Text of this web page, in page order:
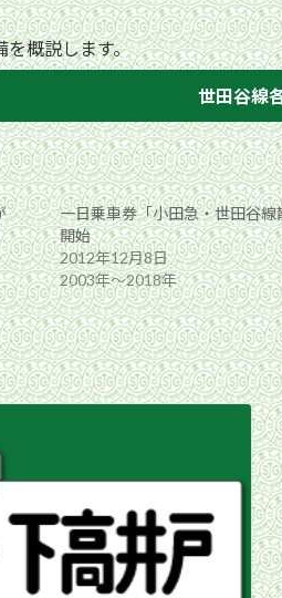
を概説します。
世田谷線
一日乗車券「小田急・世田谷
開始
2012年12月8日
2003年〜2018年